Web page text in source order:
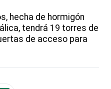
hecha de hormigón
tendrá 19 torres de
de acceso para